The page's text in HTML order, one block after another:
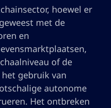
hoewel er
met de
en
of de
gebruik van
autonome
Het ontbreken